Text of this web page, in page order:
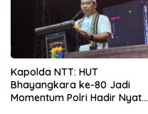
Kapolda NTT: HUT
Bhayangkara ke-80 Jadi
Momentum Polri Hadir Nyata